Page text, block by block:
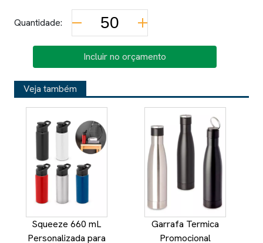
Quantidade:
Incluir no orçamento
Veja também
Squeeze 660 mL
Personalizada para
Garrafa Termica
Promocional